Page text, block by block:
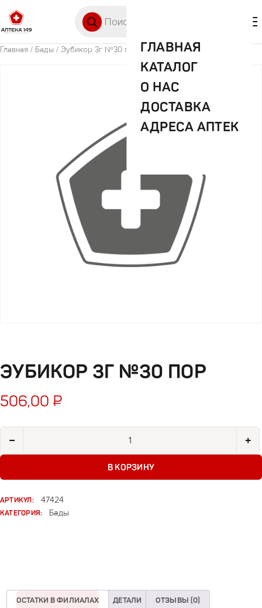
ГЛАВНАЯ
КАТАЛОГ
О НАС
ДОСТАВКА
АДРЕСА АПТЕК
Главная / Бады / Эубикор 3г №30 пор
ЭУБИКОР 3Г №30 ПОР
506,00 ₽
− +
В КОРЗИНУ
АРТИКУЛ:
47424
КАТЕГОРИЯ:
Бады
ОСТАТКИ В ФИЛИАЛАХ ДЕТАЛИ ОТЗЫВЫ (0)